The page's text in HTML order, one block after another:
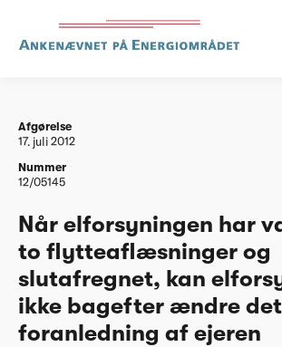
Afgørelser
20120717 Naar
flytteaflaesninger og
Afgørelse
17. juli 2012
Nummer
12/05145
Når elforsyningen har
to flytteaflæsninger og
slutafregnet, kan
ikke bagefter ændre
foranledning af ejeren